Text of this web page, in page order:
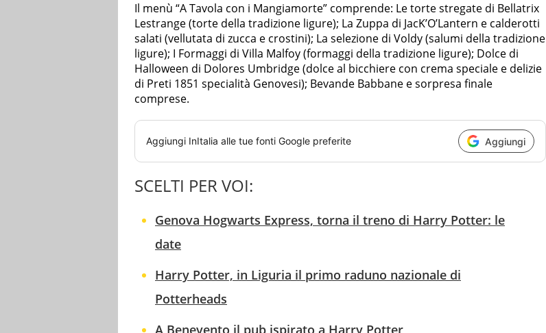
Il menù “A Tavola con i Mangiamorte” comprende: Le torte stregate di Bellatrix
Lestrange (torte della tradizione ligure); La Zuppa di JacK’O’Lantern e calderotti
salati (vellutata di zucca e crostini); La selezione di Voldy (salumi della tradizione
ligure); I Formaggi di Villa Malfoy (formaggi della tradizione ligure); Dolce di
Halloween di Dolores Umbridge (dolce al bicchiere con crema speciale e delizie
di Preti 1851 specialità Genovesi); Bevande Babbane e sorpresa finale
comprese.
Aggiungi InItalia alle tue fonti Google preferite Aggiungi
SCELTI PER VOI:
Genova Hogwarts Express, torna il treno di Harry Potter: le
date
Harry Potter, in Liguria il primo raduno nazionale di
Potterheads
A Benevento il pub ispirato a Harry Potter